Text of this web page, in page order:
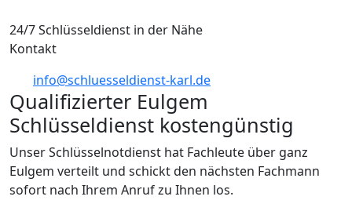
24/7 Schlüsseldienst in der Nähe
Kontakt
info@schluesseldienst-karl.de
Qualifizierter Eulgem
Schlüsseldienst kostengünstig
Unser Schlüsselnotdienst hat Fachleute über ganz
Eulgem verteilt und schickt den nächsten Fachmann
sofort nach Ihrem Anruf zu Ihnen los.